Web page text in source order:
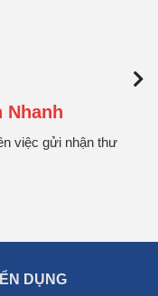
Nhanh
việc gửi nhận thư
DỤNG